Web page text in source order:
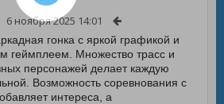
6 ноября 2025 14:01
гонка с яркой графикой и
геймплеем. Множество трасс и
персонажей делает каждую
Возможность соревнования с
интереса, а